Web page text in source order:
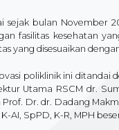
sejak bulan November
fasilitas kesehatan
yang disesuaikan
poliklinik ini
Utama RSCM dr.
Dr. dr. Dadang
AI, SpPD, K-R, MPH